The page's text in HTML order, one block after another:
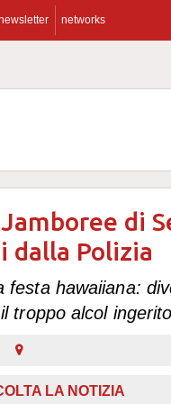
networks
di
Polizia
festa hawaiiana:
troppo alcol
LA NOTIZIA